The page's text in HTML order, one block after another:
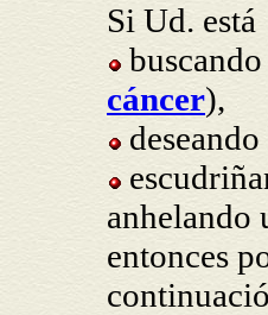
Si Ud. está
cáncer),
anhelando
entonces